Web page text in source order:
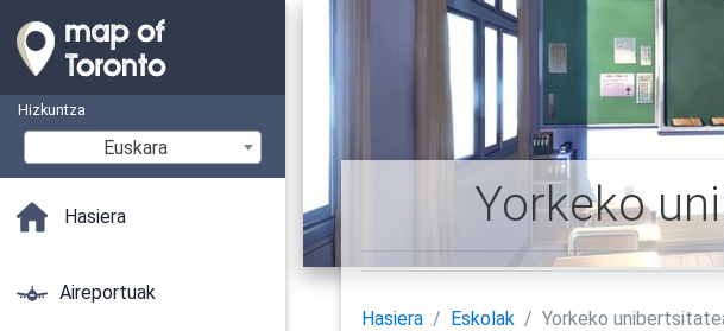
Hizkuntza
Euskara
Hasiera
Aireportuak
Yorkeko
Hasiera Eskolak Yorkeko